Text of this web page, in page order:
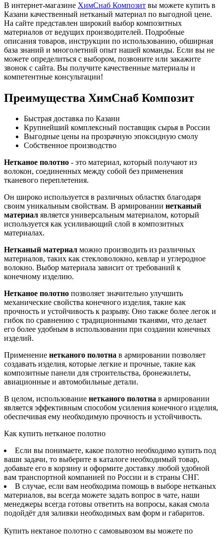
В интернет-магазине ХимСнаб Композит вы можете купить в
Казани качественный нетканый материал по выгодной цене.
На сайте представлен широкий выбор композитных
материалов от ведущих производителей. Подробные
описания товаров, инструкции по использованию, обширная
база знаний и многолетний опыт нашей команды. Если вы не
можете определиться с выбором, позвоните или закажите
звонок с сайта. Вы получите качественные материалы и
компетентные консультации!
Преимущества ХимСнаб Композит
Быстрая доставка по Казани
Крупнейший комплексный поставщик сырья в России
Выгодные цены на прозрачную эпоксидную смолу
Собственное производство
Нетканое полотно - это материал, который получают из
волокон, соединенных между собой без применения
тканевого переплетения.
Он широко используется в различных областях благодаря
своим уникальным свойствам. В армировании нетканый
материал является универсальным материалом, который
используется как усиливающий слой в композитных
материалах.
Нетканый материал можно производить из различных
материалов, таких как стекловолокно, кевлар и углеродное
волокно. Выбор материала зависит от требований к
конечному изделию.
Нетканое полотно позволяет значительно улучшить
механические свойства конечного изделия, такие как
прочность и устойчивость к разрыву. Оно также более легок и
гибок по сравнению с традиционными тканями, что делает
его более удобным в использовании при создании конечных
изделий.
Применение нетканого полотна в армировании позволяет
создавать изделия, которые легкие и прочные, такие как
композитные панели для строительства, бронежилеты,
авиационные и автомобильные детали.
В целом, использование нетканого полотна в армировании
является эффективным способом усиления конечного изделия,
обеспечивая ему необходимую прочность и устойчивость.
Как купить нетканое полотно
Если вы понимаете, какое полотно необходимо купить под
ваши задачи, то выберите в каталоге необходимый товар,
добавьте его в корзину и оформите доставку любой удобной
вам транспортной компанией по России и в страны СНГ.
В случае, если вам необходима помощь в выборе нетканых
материалов, вы всегда можете задать вопрос в чате, наши
менеджеры всегда готовы ответить на вопросы, какая смола
подойдёт для заливки необходимых вам форм и габаритов.
Купить нектаное полотно с самовывозом вы можете по